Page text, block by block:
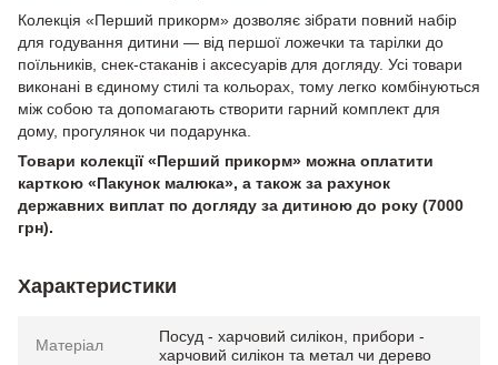
Колекція «Перший прикорм» дозволяє зібрати повний набір
для годування дитини — від першої ложечки та тарілки до
поїльників, снек-стаканів і аксесуарів для догляду. Усі товари
виконані в єдиному стилі та кольорах, тому легко комбінуються
між собою та допомагають створити гарний комплект для
дому, прогулянок чи подарунка.
Товари колекції «Перший прикорм» можна оплатити
карткою «Пакунок малюка», а також за рахунок
державних виплат по догляду за дитиною до року (7000
грн).
Характеристики
Матеріал
Посуд - харчовий силікон, прибори -
харчовий силікон та метал чи дерево